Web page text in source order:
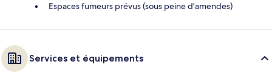
Espaces fumeurs prévus (sous peine d'amendes)
Services et équipements